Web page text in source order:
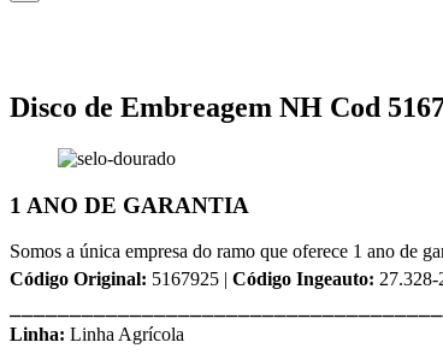
Disco de Embreagem NH Cod
1 ANO DE GARANTIA
Somos a única empresa do ramo que oferece 1 ano de
Código Original: 5167925 | Código Ingeauto: 27.328-
Linha: Linha Agrícola